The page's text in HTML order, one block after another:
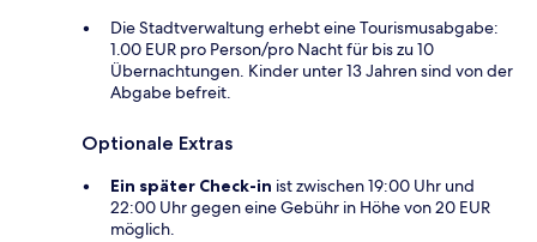
Die Stadtverwaltung erhebt eine Tourismusabgabe:
1.00 EUR pro Person/pro Nacht für bis zu 10
Übernachtungen. Kinder unter 13 Jahren sind von der
Abgabe befreit.
Optionale Extras
Ein später Check-in ist zwischen 19:00 Uhr und
22:00 Uhr gegen eine Gebühr in Höhe von 20 EUR
möglich.